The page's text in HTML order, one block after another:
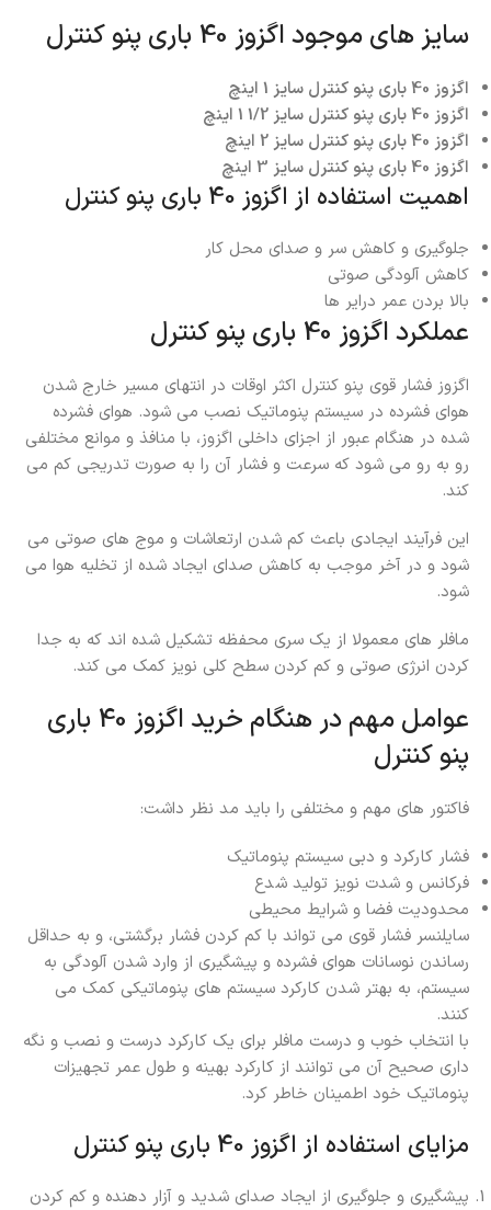
سایز های موجود اگزوز 40 باری پنو کنترل
اگزوز 40 باری پنو کنترل سایز 1 اینچ
اگزوز 40 باری پنو کنترل سایز 1/2 1 اینچ
اگزوز 40 باری پنو کنترل سایز 2 اینچ
اگزوز 40 باری پنو کنترل سایز 3 اینچ
اهمیت استفاده از اگزوز 40 باری پنو کنترل
جلوگیری و کاهش سر و صدای محل کار
کاهش آلودگی صوتی
بالا بردن عمر درایر ها
عملکرد اگزوز 40 باری پنو کنترل
اگزوز فشار قوی پنو کنترل اکثر اوقات در انتهای مسیر خارج شدن
هوای فشرده در سیستم پنوماتیک نصب می شود. هوای فشرده
شده در هنگام عبور از اجزای داخلی اگزوز، با منافذ و موانع مختلفی
رو به رو می شود که سرعت و فشار آن را به صورت تدریجی کم می
کند.
این فرآیند ایجادی باعث کم شدن ارتعاشات و موج های صوتی می
شود و در آخر موجب به کاهش صدای ایجاد شده از تخلیه هوا می
شود.
مافلر های معمولا از یک سری محفظه تشکیل شده اند که به جدا
کردن انرژی صوتی و کم کردن سطح کلی نویز کمک می کند.
عوامل مهم در هنگام خرید اگزوز 40 باری
پنو کنترل
فاکتور های مهم و مختلفی را باید مد نظر داشت:
فشار کارکرد و دبی سیستم پنوماتیک
فرکانس و شدت نویز تولید شدع
محدودیت فضا و شرایط محیطی
سایلنسر فشار قوی می تواند با کم کردن فشار برگشتی، و به حداقل
رساندن نوسانات هوای فشرده و پیشگیری از وارد شدن آلودگی به
سیستم، به بهتر شدن کارکرد سیستم های پنوماتیکی کمک می
کنند.
با انتخاب خوب و درست مافلر برای یک کارکرد درست و نصب و نگه
داری صحیح آن می توانند از کارکرد بهینه و طول عمر تجهیزات
پنوماتیک خود اطمینان خاطر کرد.
مزایای استفاده از اگزوز 40 باری پنو کنترل
پیشگیری و جلوگیری از ایجاد صدای شدید و آزار دهنده و کم کردن